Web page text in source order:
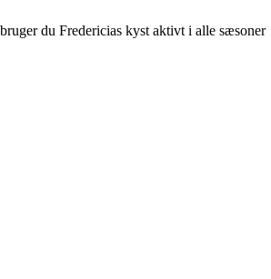
du Fredericias kyst aktivt i alle sæsoner